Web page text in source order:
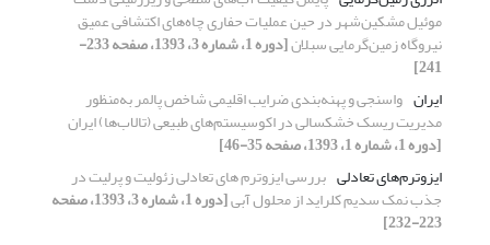
موئیل مشکین‌شهر در حین عملیات حفاری چاه‌های اکتشافی عمیق
نیروگاه زمین‌گرمایی سبلان [دوره 1، شماره 3، 1393، صفحه 233-
241]
ایران واسنجی و پهنه‌بندی ضرایب اقلیمی شاخص پالمر به‌منظور
مدیریت ریسک خشکسالی در اکوسیستم‌های طبیعی (تالاب‌ها) ایران
[دوره 1، شماره 1، 1393، صفحه 35-46]
ایزوترم‌های تعادلی بررسی ایزوترم های تعادلی زئولیت و پرلیت در
جذب نمک سدیم کلراید از محلول آبی [دوره 1، شماره 3، 1393، صفحه
223-232]